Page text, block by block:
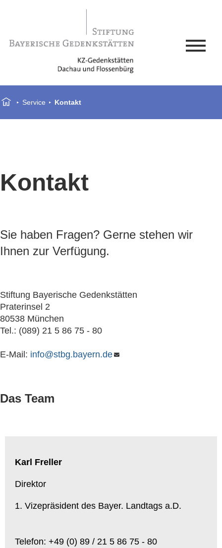
Service Kontakt
Kontakt
Sie haben Fragen? Gerne stehen wir
Ihnen zur Verfügung.
Stiftung Bayerische Gedenkstätten
Praterinsel 2
80538 München
Tel.: (089) 21 5 86 75 - 80
E-Mail: info@stbg.bayern.de
Das Team
Karl Freller
Direktor
1. Vizepräsident des Bayer. Landtags a.D.
Telefon: +49 (0) 89 / 21 5 86 75 - 80